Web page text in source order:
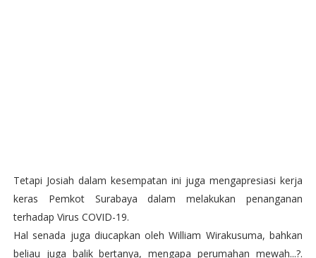
Tetapi Josiah dalam kesempatan ini juga mengapresiasi kerja
keras Pemkot Surabaya dalam melakukan penanganan
terhadap Virus COVID-19.
Hal senada juga diucapkan oleh William Wirakusuma, bahkan
beliau juga balik bertanya, mengapa perumahan mewah...?.